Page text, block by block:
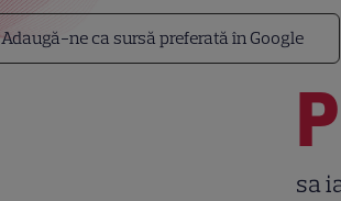
Adaugă-ne ca sursă preferată în Google
P
sa